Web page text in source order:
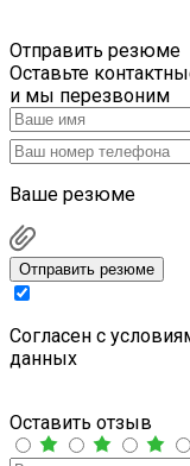
Отправить резюме
Оставьте
и мы перезвоним
Ваше резюме
Отправить резюме
Cогласен с
данных
Оставить отзыв